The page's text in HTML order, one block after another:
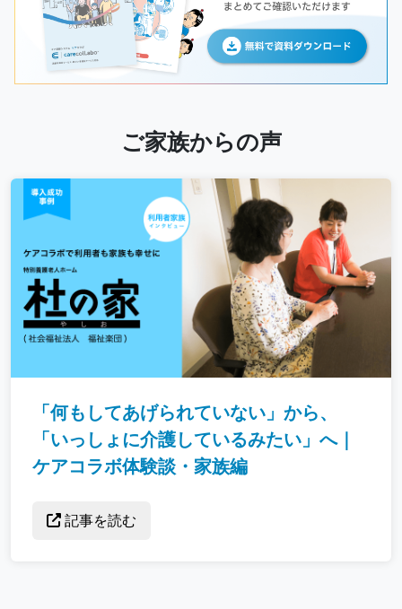
ご家族からの声
「何もしてあげられていない」から、
「いっしょに介護しているみたい」へ｜
ケアコラボ体験談・家族編
記事を読む